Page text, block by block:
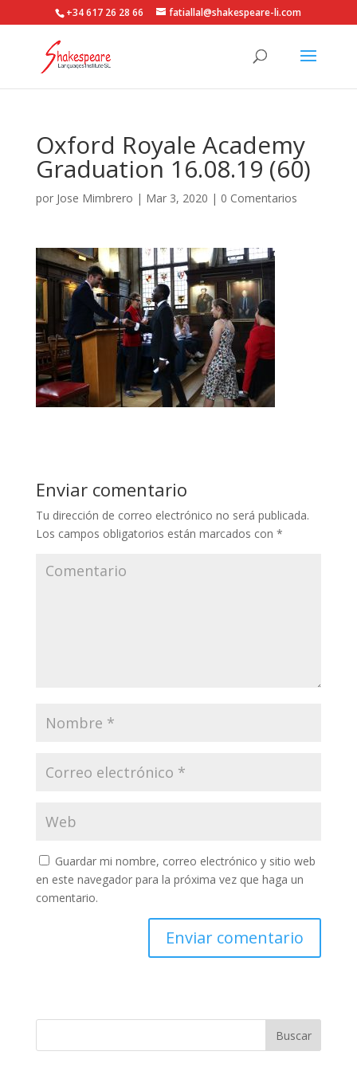
+34 617 26 28 66 fatiallal@shakespeare-li.com
Oxford Royale Academy
Graduation 16.08.19 (60)
por Jose Mimbrero | Mar 3, 2020 | 0 Comentarios
Enviar comentario
Tu dirección de correo electrónico no será publicada.
Los campos obligatorios están marcados con *
Guardar mi nombre, correo electrónico y sitio web
en este navegador para la próxima vez que haga un
comentario.